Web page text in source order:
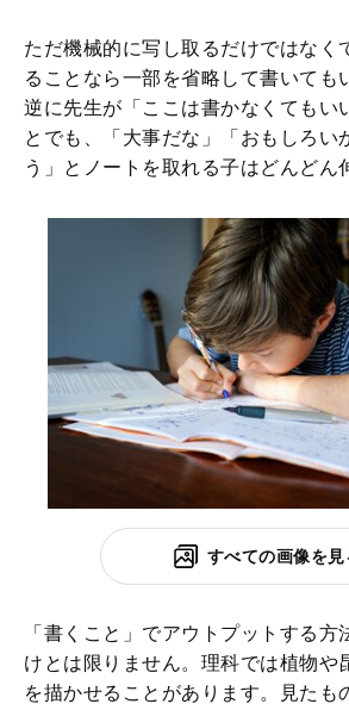
ただ機械的に写し取るだけではなく
ることなら一部を省略して書いても
逆に先生が「ここは書かなくてもい
とでも、「大事だな」「おもしろい
う」とノートを取れる子はどんどん
すべての画像を見
「書くこと」でアウトプットする方
けとは限りません。理科では植物や
を描かせることがあります。見たも